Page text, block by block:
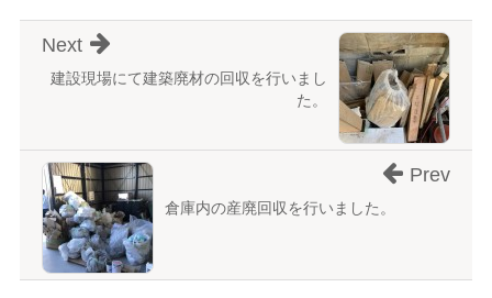
建設現場にて建築廃材の回収を行いまし
た。
Next
倉庫内の産廃回収を行いました。
Prev